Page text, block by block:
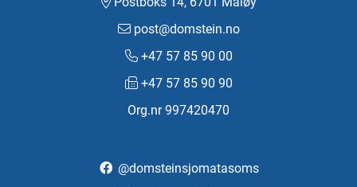
post@domstein.no
+47 57 85 90 00
+47 57 85 90 90
Org.nr 997420470
@domsteinsjomatasoms